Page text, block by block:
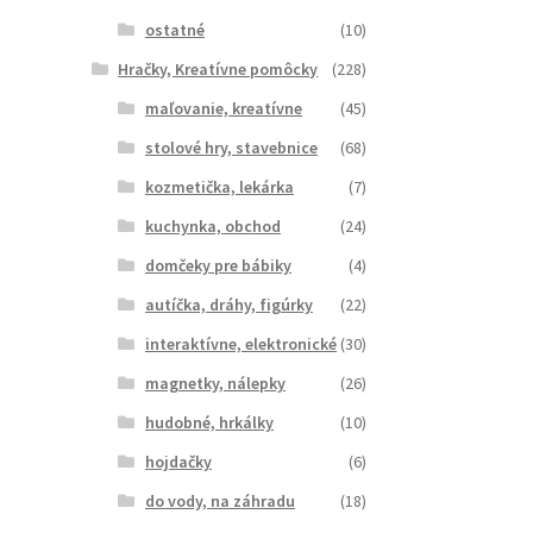
ostatné
(10)
Hračky, Kreatívne pomôcky
(228)
maľovanie, kreatívne
(45)
stolové hry, stavebnice
(68)
kozmetička, lekárka
(7)
kuchynka, obchod
(24)
domčeky pre bábiky
(4)
autíčka, dráhy, figúrky
(22)
interaktívne, elektronické (30)
magnetky, nálepky
(26)
hudobné, hrkálky
(10)
hojdačky
(6)
do vody, na záhradu
(18)